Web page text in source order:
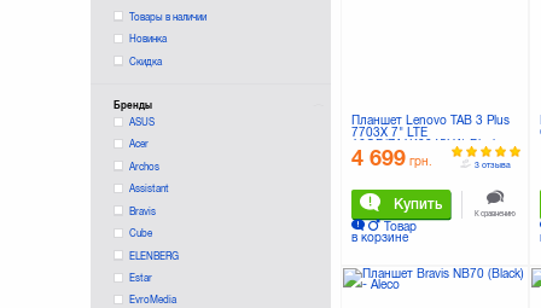
Товары в наличии
Новинка
Скидка
Бренды
ASUS
Acer
Archos
Assistant
Bravis
Cube
ELENBERG
Estar
EvroMedia
Планшет Lenovo TAB 3 Plus
7703X 7" LTE
16GB(ZA1K0045UA) Black
4 699 грн.
Купить
Товар
в корзине
3 отзыва
К сравнению